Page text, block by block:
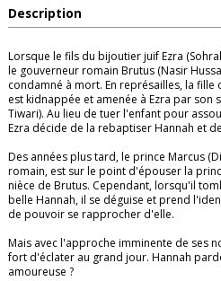
Description
Lorsque le fils du bijoutier juif Ezra
le gouverneur romain Brutus (Nasir
condamné à mort. En représailles, la fille
est kidnappée et amenée à Ezra par son
Tiwari). Au lieu de tuer l'enfant pour
Ezra décide de la rebaptiser Hannah et
Des années plus tard, le prince Marcus
romain, est sur le point d'épouser la
nièce de Brutus. Cependant, lorsqu'il
belle Hannah, il se déguise et prend
de pouvoir se rapprocher d'elle.
Mais avec l'approche imminente de ses
fort d'éclater au grand jour. Hannah
amoureuse ?